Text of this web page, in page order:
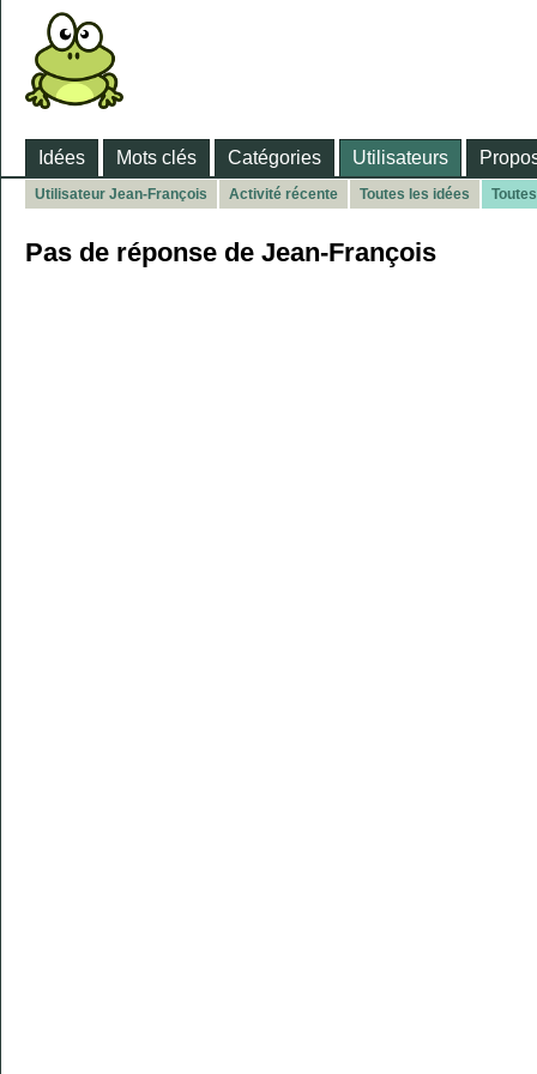
Idées Mots clés Catégories Utilisateurs
Utilisateur Jean-François Activité récente Toutes les idées
Pas de réponse de Jean-François